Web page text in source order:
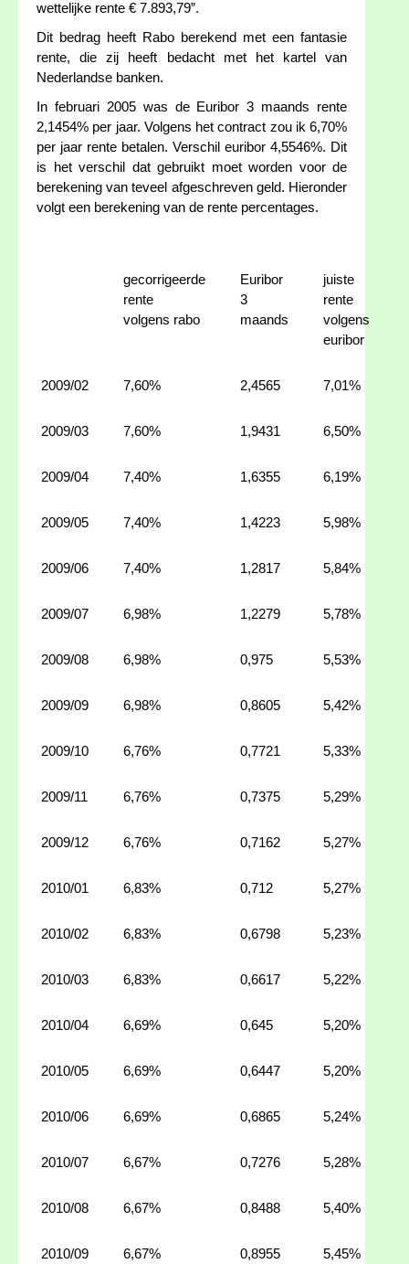
wettelijke rente € 7.893,79”.
Dit bedrag heeft Rabo berekend met een fantasie
rente, die zij heeft bedacht met het kartel van
Nederlandse banken.
In februari 2005 was de Euribor 3 maands rente
2,1454% per jaar. Volgens het contract zou ik 6,70%
per jaar rente betalen. Verschil euribor 4,5546%. Dit
is het verschil dat gebruikt moet worden voor de
berekening van teveel afgeschreven geld. Hieronder
volgt een berekening van de rente percentages.
gecorrigeerde
rente
volgens rabo
Euribor
3
maands
juiste
rente
volgens
euribor
2009/02 7,60% 2,4565 7,01%
2009/03 7,60% 1,9431 6,50%
2009/04 7,40% 1,6355 6,19%
2009/05 7,40% 1,4223 5,98%
2009/06 7,40% 1,2817 5,84%
2009/07 6,98% 1,2279 5,78%
2009/08 6,98% 0,975 5,53%
2009/09 6,98% 0,8605 5,42%
2009/10 6,76% 0,7721 5,33%
2009/11 6,76% 0,7375 5,29%
2009/12 6,76% 0,7162 5,27%
2010/01 6,83% 0,712 5,27%
2010/02 6,83% 0,6798 5,23%
2010/03 6,83% 0,6617 5,22%
2010/04 6,69% 0,645 5,20%
2010/05 6,69% 0,6447 5,20%
2010/06 6,69% 0,6865 5,24%
2010/07 6,67% 0,7276 5,28%
2010/08 6,67% 0,8488 5,40%
2010/09 6,67% 0,8955 5,45%